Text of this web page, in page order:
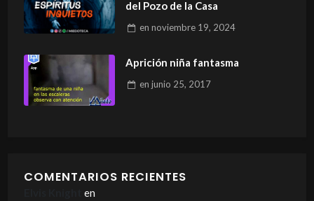
del Pozo de la Casa
en noviembre 19, 2024
Aprición niña fantasma
en junio 25, 2017
COMENTARIOS RECIENTES
en